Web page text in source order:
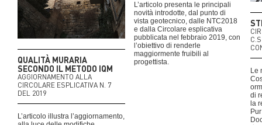
L’articolo presenta le principali
novità introdotte, dal punto di
vista geotecnico, dalle NTC2018
e dalla Circolare esplicativa
pubblicata nel febbraio 2019, con
l’obiettivo di renderle
maggiormente fruibili al
progettista.
Le
di
la
QUALITÀ MURARIA
SECONDO IL METODO IQM
AGGIORNAMENTO ALLA
CIRCOLARE ESPLICATIVA N. 7
DEL 2019
L’articolo illustra l’aggiornamento,